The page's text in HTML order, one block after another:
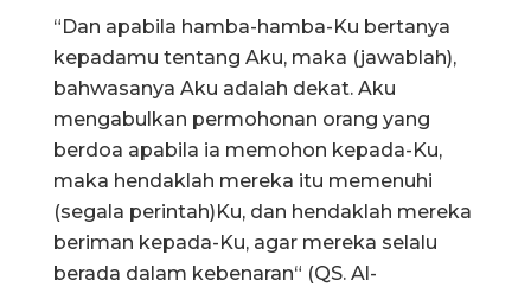
“Dan apabila hamba-hamba-Ku bertanya
kepadamu tentang Aku, maka (jawablah),
bahwasanya Aku adalah dekat. Aku
mengabulkan permohonan orang yang
berdoa apabila ia memohon kepada-Ku,
maka hendaklah mereka itu memenuhi
(segala perintah)Ku, dan hendaklah mereka
beriman kepada-Ku, agar mereka selalu
berada dalam kebenaran“ (QS. Al-